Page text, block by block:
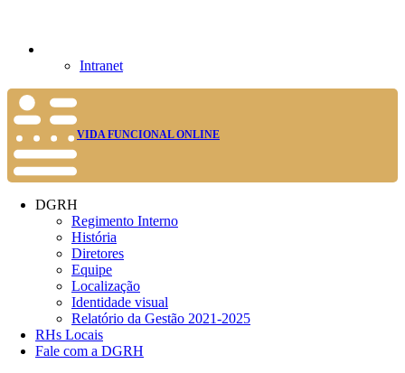
Intranet
VIDA FUNCIONAL ONLINE
DGRH
Regimento Interno
História
Diretores
Equipe
Localização
Identidade visual
Relatório da Gestão 2021-2025
RHs Locais
Fale com a DGRH